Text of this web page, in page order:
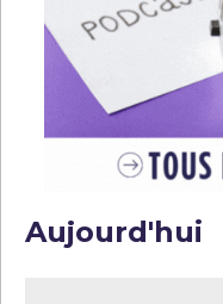
Aujourd'hui